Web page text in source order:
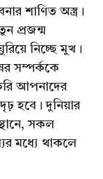
শাণিত অস্ত্র।
প্রজন্ম
নিচ্ছে মুখ।
সম্পর্ককে
আপনাদের
হবে। দুনিয়ার
সকল
মধ্যে থাকলে